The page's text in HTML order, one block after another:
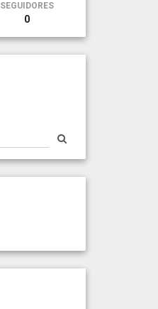
SEGUIDORES
0